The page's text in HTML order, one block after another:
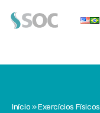
Início»Exercícios Físicos